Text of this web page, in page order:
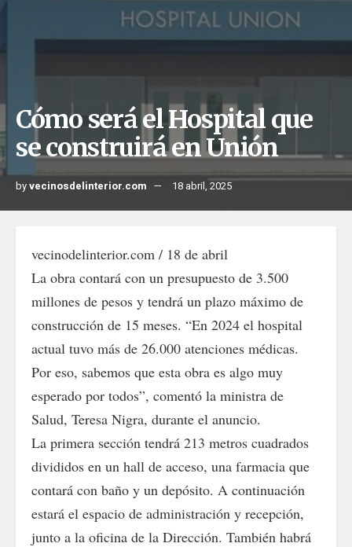
Cómo será el Hospital que
se construirá en Unión
byvecinosdelinterior.com 18 abril, 2025
vecinodelinterior.com / 18 de abril
La obra contará con un presupuesto de 3.500
millones de pesos y tendrá un plazo máximo de
construcción de 15 meses. “En 2024 el hospital
actual tuvo más de 26.000 atenciones médicas.
Por eso, sabemos que esta obra es algo muy
esperado por todos”, comentó la ministra de
Salud, Teresa Nigra, durante el anuncio.
La primera sección tendrá 213 metros cuadrados
divididos en un hall de acceso, una farmacia que
contará con baño y un depósito. A continuación
estará el espacio de administración y recepción,
junto a la oficina de la Dirección. También habrá